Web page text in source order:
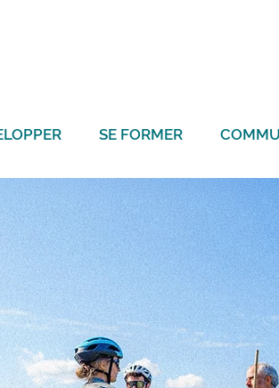
SE FORMER